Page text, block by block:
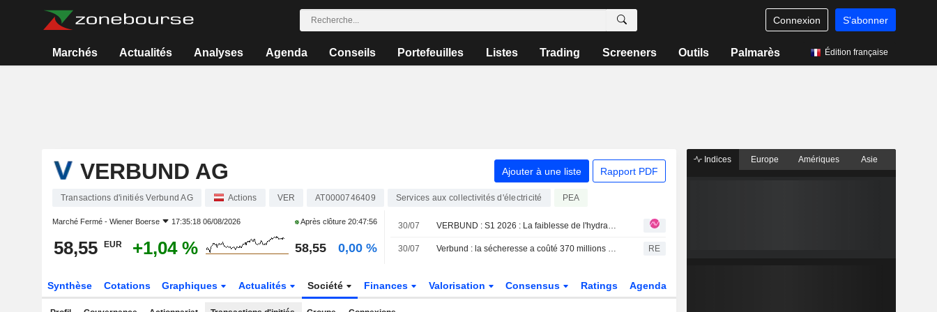
Connexion S'abonner
Marchés Actualités Analyses Agenda Conseils Portefeuilles Listes Trading Screeners Outils Palmarès Édition française
VERBUND AG Ajouter à une liste Rapport PDF
Transactions d'initiés Verbund AG Actions VER AT0000746409 Services aux collectivités d'électricité PEA
Marché Fermé - Wiener Boerse 17:35:18 06/08/2026 Après clôture 20:47:56
58,55 EUR +1,04 % 58,55 0,00 %
30/07 VERBUND : S1 2026 : La faiblesse de l'hydraulique pèse à nouveau, les objectifs revus à la baisse
30/07 Verbund : la sécheresse a coûté 370 millions d'euros à l'entreprise au premier semestre RE
Synthèse Cotations Graphiques Actualités Société Finances Valorisation Consensus Ratings Agenda
Indices Europe Amériques Asie